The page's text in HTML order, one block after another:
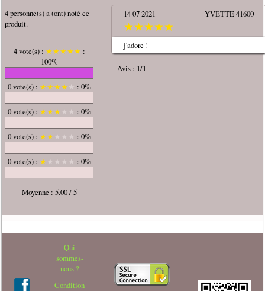
4 personne(s) a (ont) noté ce
produit.
4 vote(s) : ★★★★★ :
100%
0 vote(s) : ★★★★ ★ : 0%
0 vote(s) : ★★★ ★ ★ : 0%
0 vote(s) : ★★ ★ ★ ★ : 0%
0 vote(s) : ★ ★ ★ ★ ★ : 0%
Moyenne : 5.00 / 5
14 07 2021 YVETTE 41600
★★★★★
j'adore !
Avis : 1/1
Qui
sommes-
nous ?
Condition